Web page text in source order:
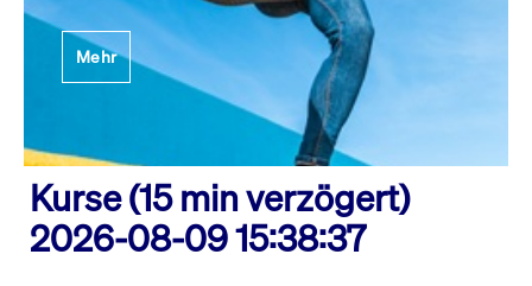
Mehr
Kurse (15 min verzögert)
2026-08-09 15:38:37